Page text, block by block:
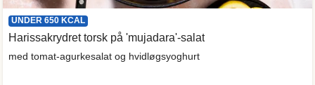
UNDER 650 KCAL
Harissakrydret torsk på 'mujadara'-salat
med tomat-agurkesalat og hvidløgsyoghurt